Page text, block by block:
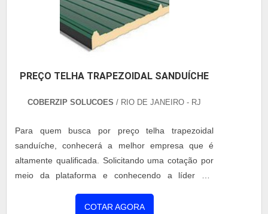
estruturas, também oferecemos coberturas de alto
padrão, disponíveis em aluzinco comum ou com
isolamento térmico e acústico, garantindo mais
conforto e proteção aos seus espaços.
PREÇO TELHA TRAPEZOIDAL SANDUÍCHE
COBERZIP SOLUCOES / RIO DE JANEIRO - RJ
Para quem busca por preço telha trapezoidal
sanduíche, conhecerá a melhor empresa que é
altamente qualificada. Solicitando uma cotação por
meio da plataforma e conhecendo a líder em
trapezoidal sanduíche, com os profissionais
COTAR AGORA